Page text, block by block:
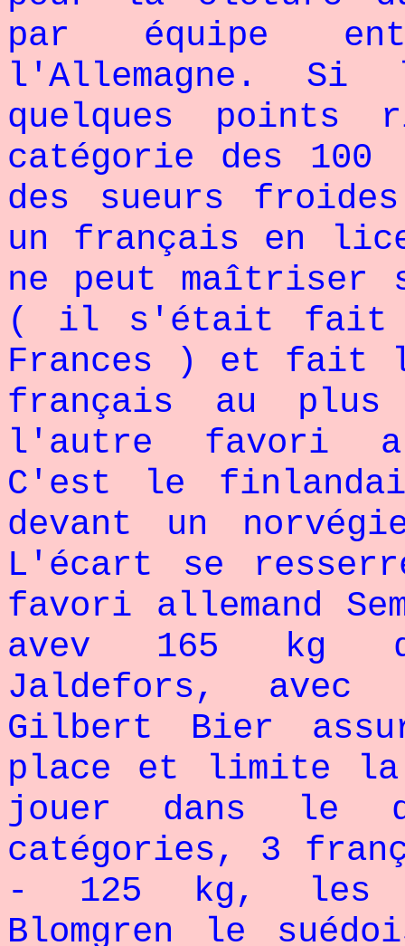
par équipe
l'Allemagne. Si
quelques
catégorie des
des sueurs
un français en
ne peut maîtriser
( il s'était fait
Frances ) et fait
français au plus
l'autre favori
C'est le
devant un
L'écart se
favori allemand
avev 165 kg
Jaldefors,
Gilbert Bier
place et limite
jouer dans le
catégories, 3
- 125 kg, les
Blomgren le